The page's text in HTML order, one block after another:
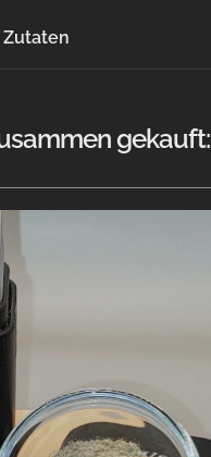
Zutaten
gekauft: